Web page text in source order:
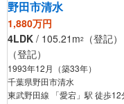
野田市清水
1,880万円
4LDK / 105.21m2 （登記
（登記）
1993年12月（築33年）
千葉県野田市清水
東武野田線 「愛宕」駅 徒歩12